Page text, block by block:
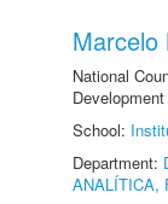
Marcelo
National
School:
Department:
ANALÍTICA,